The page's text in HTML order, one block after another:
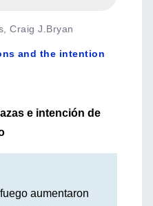
Craig J.Bryan
and the intention
e intención de
aumentaron